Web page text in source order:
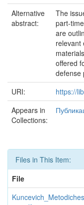
Alternative
abstract:
The
part-
are
relevant
offered
defense
URI:
https://
Appears in
Collections:
Files in This Item:
File